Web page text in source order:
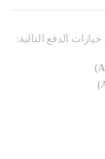
الدفع التالية: